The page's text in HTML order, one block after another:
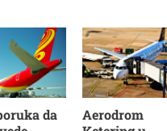
da
Aerodrom